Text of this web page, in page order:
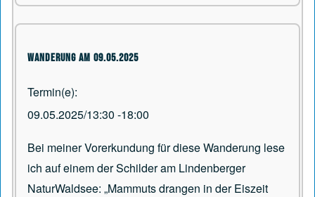
Wanderung am 09.05.2025
Termin(e)
09.05.2025/13:30 -18:00
Bei meiner Vorerkundung für diese Wanderung lese
ich auf einem der Schilder am Lindenberger
NaturWaldsee: „Mammuts drangen in der Eiszeit